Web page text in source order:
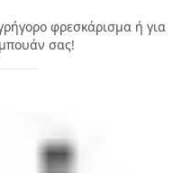
φρεσκάρισμα ή για
σας!